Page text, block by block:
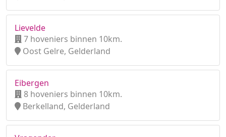
Lievelde
7 hoveniers binnen 10km.
Oost Gelre, Gelderland
Eibergen
8 hoveniers binnen 10km.
Berkelland, Gelderland